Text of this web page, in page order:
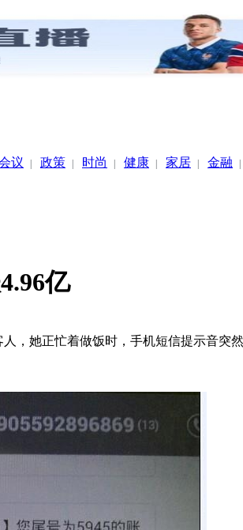
议 | 政策 | 时尚 | 健康 | 家居 | 金融 |
亿
，她正忙着做饭时，手机短信提示音突然